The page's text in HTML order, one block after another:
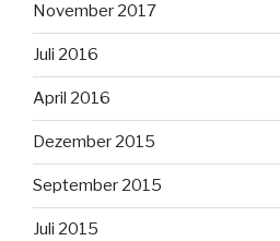
November 2017
Juli 2016
April 2016
Dezember 2015
September 2015
Juli 2015